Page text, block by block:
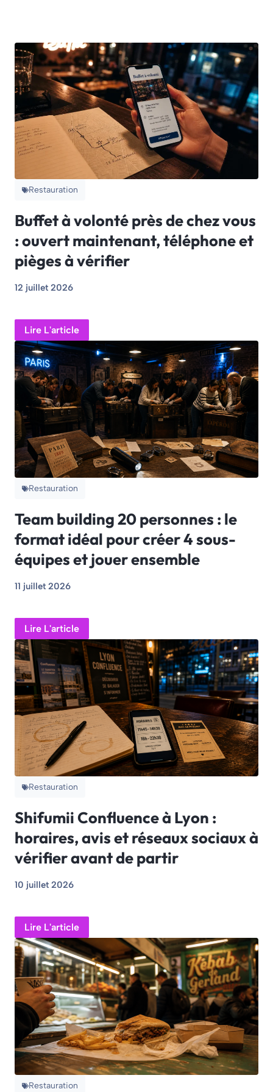
Restauration
Buffet à volonté près de chez vous
: ouvert maintenant, téléphone et
pièges à vérifier
12 juillet 2026
Lire L'article
Restauration
Team building 20 personnes : le
format idéal pour créer 4 sous-
équipes et jouer ensemble
11 juillet 2026
Lire L'article
Restauration
Shifumii Confluence à Lyon :
horaires, avis et réseaux sociaux à
vérifier avant de partir
10 juillet 2026
Lire L'article
Restauration